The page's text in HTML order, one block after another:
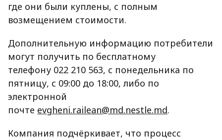
где они были куплены, с полным
возмещением стоимости.
Дополнительную информацию потребители
могут получить по бесплатному
телефону 022 210 563, с понедельника по
пятницу, с 09:00 до 18:00, либо по
электронной
почте evgheni.railean@md.nestle.md.
Компания подчёркивает, что процесс